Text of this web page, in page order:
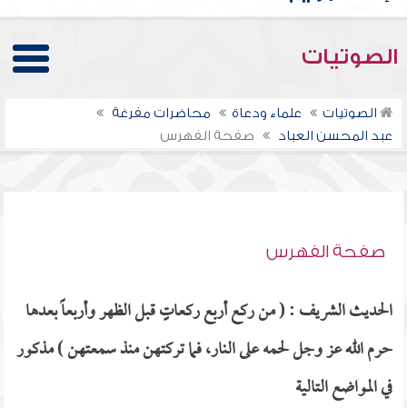
الصوتيات
الصوتيات علماء ودعاة
محاضرات مفرغة
عبد المحسن العباد
صفحة الفهرس
صفحة الفهرس
الحديث الشريف : ( من ركع أربع ركعاتٍ قبل الظهر وأربعاً بعدها
حرم الله عز وجل لحمه على النار، فما تركتهن منذ سمعتهن ) مذكور
في المواضع التالية